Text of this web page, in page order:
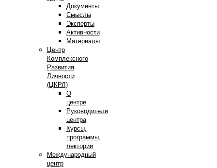
Документы
Смыслы
Эксперты
Активности
Материалы
Центр
Комплексного
Развития
Личности
(ЦКРЛ)
О
центре
Руководители
центра
Курсы,
программы,
лектории
Международный
центр